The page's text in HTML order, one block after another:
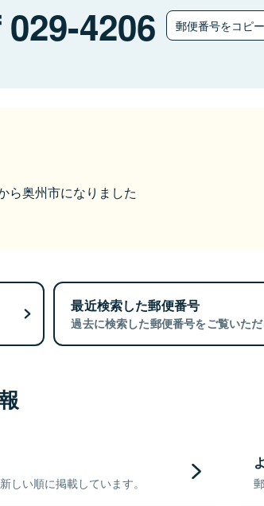
029-4206 郵便番号をコピ
ら奥州市になりました
最近検索した郵便番号
過去に検索した郵便番号をご覧いただ
しい順に掲載しています。